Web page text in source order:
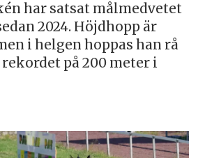
har satsat målmedvetet
2024. Höjdhopp är
i helgen hoppas han rå
på 200 meter i